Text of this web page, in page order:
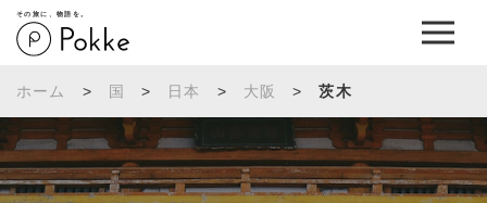
その旅に、物語を。
ホーム > 国 > 日本 > 大阪 > 茨木